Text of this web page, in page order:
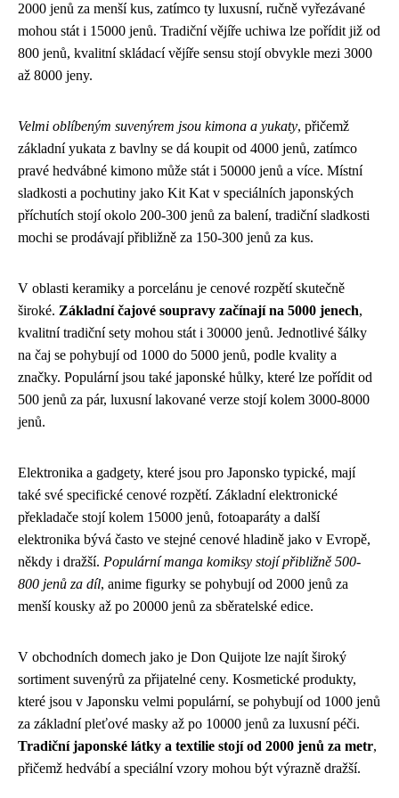
2000 jenů za menší kus, zatímco ty luxusní, ručně vyřezávané
mohou stát i 15000 jenů. Tradiční vějíře uchiwa lze pořídit již od
800 jenů, kvalitní skládací vějíře sensu stojí obvykle mezi 3000
až 8000 jeny.
Velmi oblíbeným suvenýrem jsou kimona a yukaty, přičemž
základní yukata z bavlny se dá koupit od 4000 jenů, zatímco
pravé hedvábné kimono může stát i 50000 jenů a více. Místní
sladkosti a pochutiny jako Kit Kat v speciálních japonských
příchutích stojí okolo 200-300 jenů za balení, tradiční sladkosti
mochi se prodávají přibližně za 150-300 jenů za kus.
V oblasti keramiky a porcelánu je cenové rozpětí skutečně
široké. Základní čajové soupravy začínají na 5000 jenech,
kvalitní tradiční sety mohou stát i 30000 jenů. Jednotlivé šálky
na čaj se pohybují od 1000 do 5000 jenů, podle kvality a
značky. Populární jsou také japonské hůlky, které lze pořídit od
500 jenů za pár, luxusní lakované verze stojí kolem 3000-8000
jenů.
Elektronika a gadgety, které jsou pro Japonsko typické, mají
také své specifické cenové rozpětí. Základní elektronické
překladače stojí kolem 15000 jenů, fotoaparáty a další
elektronika bývá často ve stejné cenové hladině jako v Evropě,
někdy i dražší. Populární manga komiksy stojí přibližně 500-
800 jenů za díl, anime figurky se pohybují od 2000 jenů za
menší kousky až po 20000 jenů za sběratelské edice.
V obchodních domech jako je Don Quijote lze najít široký
sortiment suvenýrů za přijatelné ceny. Kosmetické produkty,
které jsou v Japonsku velmi populární, se pohybují od 1000 jenů
za základní pleťové masky až po 10000 jenů za luxusní péči.
Tradiční japonské látky a textilie stojí od 2000 jenů za metr,
přičemž hedvábí a speciální vzory mohou být výrazně dražší.